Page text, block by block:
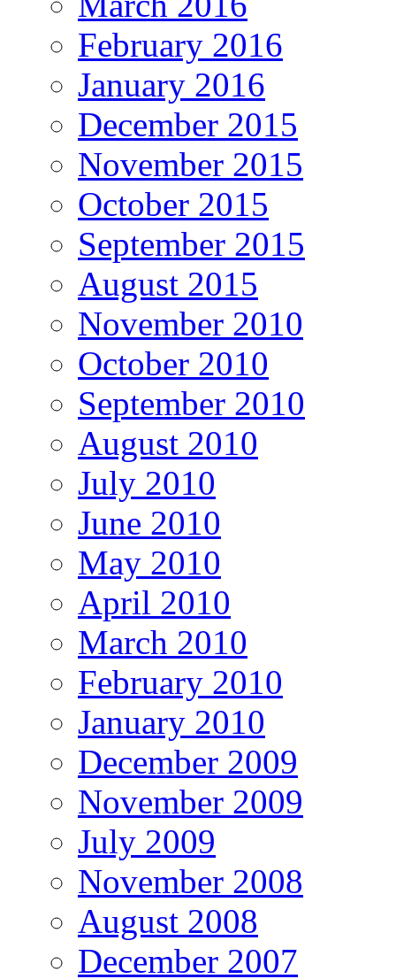
February 2016
January 2016
December 2015
November 2015
October 2015
September 2015
August 2015
November 2010
October 2010
September 2010
August 2010
July 2010
June 2010
May 2010
April 2010
March 2010
February 2010
January 2010
December 2009
November 2009
July 2009
November 2008
August 2008
December 2007